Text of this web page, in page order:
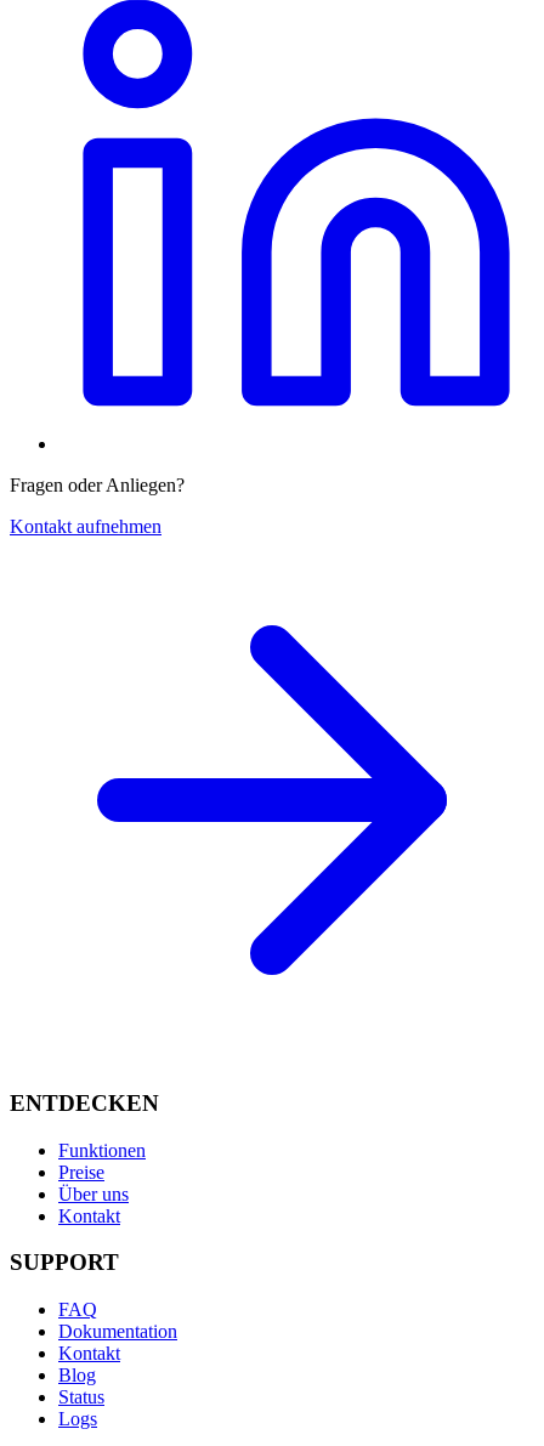
Fragen oder Anliegen?
Kontakt aufnehmen
ENTDECKEN
Funktionen
Preise
Über uns
Kontakt
SUPPORT
FAQ
Dokumentation
Kontakt
Blog
Status
Logs